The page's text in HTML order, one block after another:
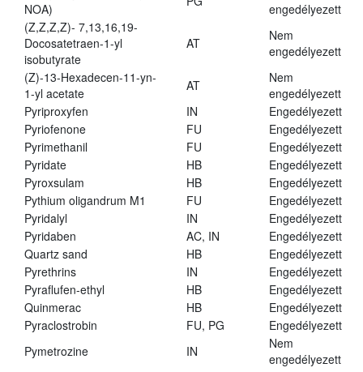
NOA)
engedélyezett
(Z,Z,Z,Z)- 7,13,16,19-
Docosatetraen-1-yl
isobutyrate
AT
Nem
engedélyezett
(Z)-13-Hexadecen-11-yn-
1-yl acetate
AT
Nem
engedélyezett
Pyriproxyfen
IN
Engedélyezett
Pyriofenone
FU
Engedélyezett
Pyrimethanil
FU
Engedélyezett
Pyridate
HB
Engedélyezett
Pyroxsulam
HB
Engedélyezett
Pythium oligandrum M1
FU
Engedélyezett
Pyridalyl
IN
Engedélyezett
Pyridaben
AC, IN
Engedélyezett
Quartz sand
HB
Engedélyezett
Pyrethrins
IN
Engedélyezett
Pyraflufen-ethyl
HB
Engedélyezett
Quinmerac
HB
Engedélyezett
Pyraclostrobin
FU, PG
Engedélyezett
Pymetrozine
IN
Nem
engedélyezett